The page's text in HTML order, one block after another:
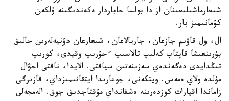
شىعارماشىلىعىنان از دا بولسا حاباردار ەكەندىگىنە ۇلكەن
كۇمانىمىز بار.
ال، ول قاۋىم جازعان، جاريالاعان، شىعارعان دۇنيەلەرىن حالىق
بۇرىنعىشا قاپتاپ كەلىپ تالاسىپ ءجۇرىپ وقيدى، كورىپ
تىڭدايدى دەگەندەي سەزىنەتىن سياقتى. الايدا، ناقتى احۋال
مۇلدە ولاي ەمەس. ويتكەنى، جوعارىدا ايتقانىمىزداي، قازىرگى
زاماندا اقپارات كوزدەرىنە ەشقانداي مۇقتاجدىق جوق. الەمجەلى